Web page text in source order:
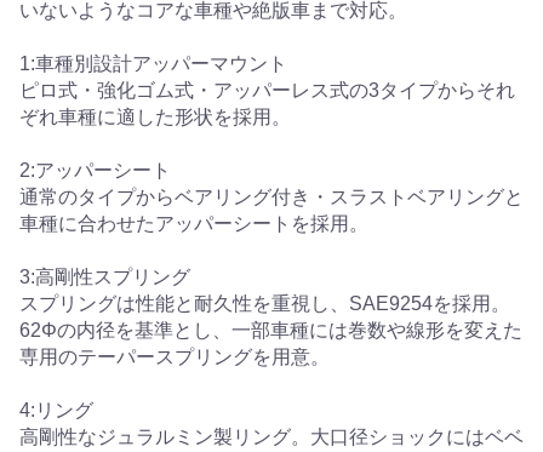
いないようなコアな車種や絶版車まで対応。
1:車種別設計アッパーマウント
ピロ式・強化ゴム式・アッパーレス式の3タイプからそれ
ぞれ車種に適した形状を採用。
2:アッパーシート
通常のタイプからベアリング付き・スラストベアリングと
車種に合わせたアッパーシートを採用。
3:高剛性スプリング
スプリングは性能と耐久性を重視し、SAE9254を採用。
62Φの内径を基準とし、一部車種には巻数や線形を変えた
専用のテーパースプリングを用意。
4:リング
高剛性なジュラルミン製リング。大口径ショックにはベベ